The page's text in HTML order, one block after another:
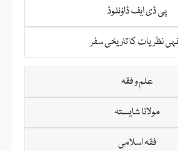
پی ڈی ایف ڈاؤنلوڈ
نظریات کا تاریخی سفر
علم و فقہ
مولانا شایستہ
فقہ اسلامی